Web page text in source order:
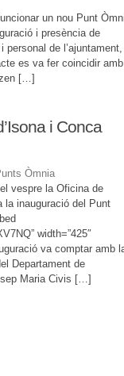
un nou Punt
i presència de
personal de l’ajuntament,
es va fer coincidir
[…]
i Conca
Òmnia
vespre la Oficina de
la inauguració del Punt
width=”425″
va comptar amb
Departament de
Maria Civis […]